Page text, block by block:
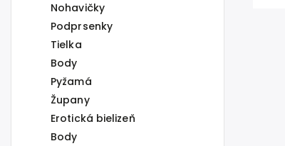
Nohavičky
Podprsenky
Tielka
Body
Pyžamá
Župany
Erotická bielizeň
Body